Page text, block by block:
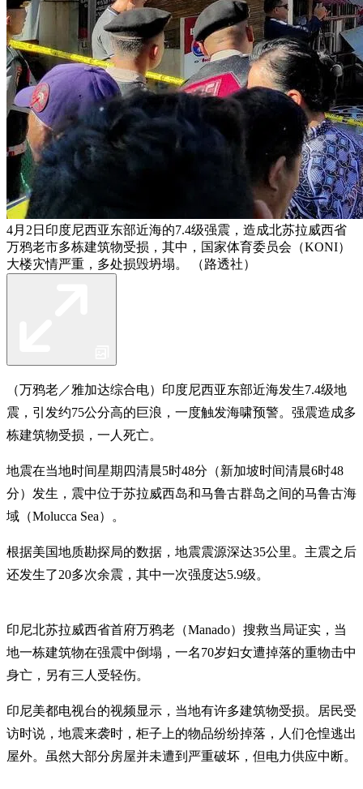
4月2日印度尼西亚东部近海的7.4级强震，造成北苏拉威西省
万鸦老市多栋建筑物受损，其中，国家体育委员会（KONI）
大楼灾情严重，多处损毁坍塌。 （路透社）
（万鸦老／雅加达综合电）印度尼西亚东部近海发生7.4级地
震，引发约75公分高的巨浪，一度触发海啸预警。强震造成多
栋建筑物受损，一人死亡。
地震在当地时间星期四清晨5时48分（新加坡时间清晨6时48
分）发生，震中位于苏拉威西岛和马鲁古群岛之间的马鲁古海
域（Molucca Sea）。
根据美国地质勘探局的数据，地震震源深达35公里。主震之后
还发生了20多次余震，其中一次强度达5.9级。
印尼北苏拉威西省首府万鸦老（Manado）搜救当局证实，当
地一栋建筑物在强震中倒塌，一名70岁妇女遭掉落的重物击中
身亡，另有三人受轻伤。
印尼美都电视台的视频显示，当地有许多建筑物受损。居民受
访时说，地震来袭时，柜子上的物品纷纷掉落，人们仓惶逃出
屋外。虽然大部分房屋并未遭到严重破坏，但电力供应中断。